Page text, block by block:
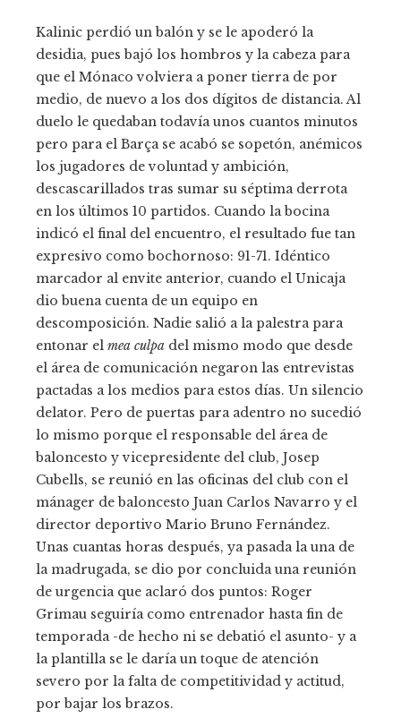
Kalinic perdió un balón y se le apoderó la
desidia, pues bajó los hombros y la cabeza para
que el Mónaco volviera a poner tierra de por
medio, de nuevo a los dos dígitos de distancia. Al
duelo le quedaban todavía unos cuantos minutos
pero para el Barça se acabó se sopetón, anémicos
los jugadores de voluntad y ambición,
descascarillados tras sumar su séptima derrota
en los últimos 10 partidos. Cuando la bocina
indicó el final del encuentro, el resultado fue tan
expresivo como bochornoso: 91-71. Idéntico
marcador al envite anterior, cuando el Unicaja
dio buena cuenta de un equipo en
descomposición. Nadie salió a la palestra para
entonar el mea culpa del mismo modo que desde
el área de comunicación negaron las entrevistas
pactadas a los medios para estos días. Un silencio
delator. Pero de puertas para adentro no sucedió
lo mismo porque el responsable del área de
baloncesto y vicepresidente del club, Josep
Cubells, se reunió en las oficinas del club con el
mánager de baloncesto Juan Carlos Navarro y el
director deportivo Mario Bruno Fernández.
Unas cuantas horas después, ya pasada la una de
la madrugada, se dio por concluida una reunión
de urgencia que aclaró dos puntos: Roger
Grimau seguiría como entrenador hasta fin de
temporada -de hecho ni se debatió el asunto- y a
la plantilla se le daría un toque de atención
severo por la falta de competitividad y actitud,
por bajar los brazos.